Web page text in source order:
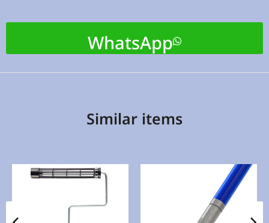
WhatsApp
Similar items